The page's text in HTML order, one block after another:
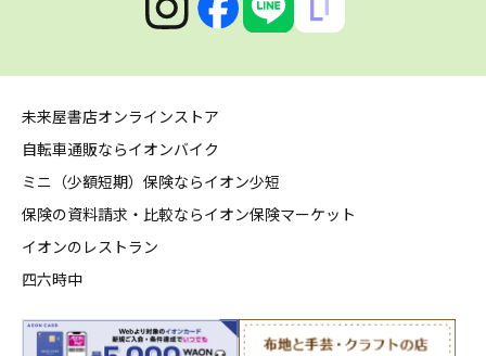
未来屋書店オンラインストア
自転車通販ならイオンバイク
ミニ（少額短期）保険ならイオン少短
保険の資料請求・比較ならイオン保険マーケット
イオンのレストラン
四六時中